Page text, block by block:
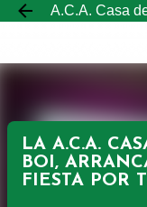
Ir
A.C.A. Casa
LA A.C.A.
BOI,
FIESTA POR